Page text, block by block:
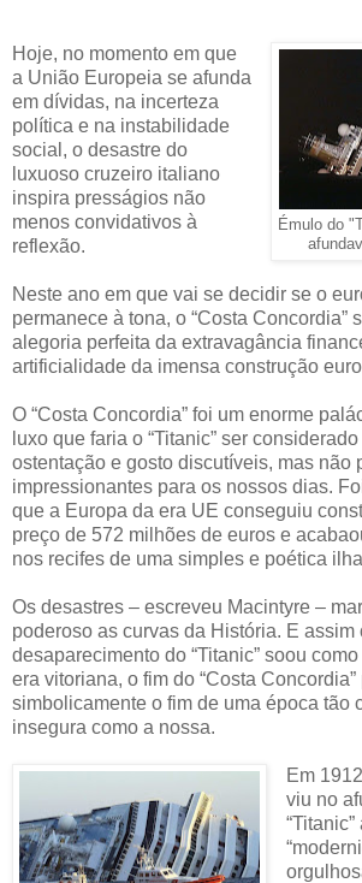
Émulo do
Hoje, no momento em que
a União Europeia se afunda
em dívidas, na incerteza
política e na instabilidade
social, o desastre do
luxuoso cruzeiro italiano
inspira presságios não
menos convidativos à
reflexão.
Neste ano em que vai se decidir se o
permanece à tona, o “Costa Concordia”
alegoria perfeita da extravagância
artificialidade da imensa construção
O “Costa Concordia” foi um enorme
luxo que faria o “Titanic” ser
ostentação e gosto discutíveis, mas não
impressionantes para os nossos dias.
que a Europa da era UE conseguiu
preço de 572 milhões de euros e
nos recifes de uma simples e poética
Os desastres – escreveu Macintyre –
poderoso as curvas da História. E assim
desaparecimento do “Titanic” soou
era vitoriana, o fim do “Costa
simbolicamente o fim de uma época tão
insegura como a nossa.
Em
viu no